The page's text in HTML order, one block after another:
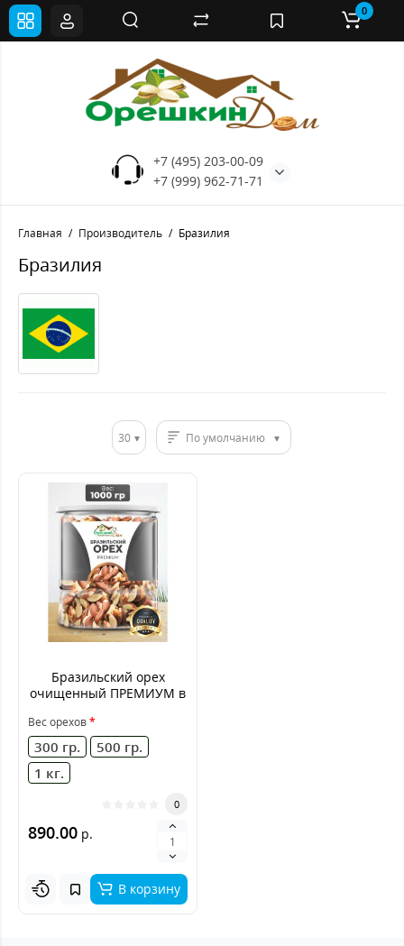
+7 (495) 203-00-09
+7 (999) 962-71-71
0
Главная Производитель Бразилия
Бразилия
30 По умолчанию
Бразильский орех
очищенный ПРЕМИУМ в
Вес орехов
300 гр.
500 гр.
1 кг.
0
890.00 р.
В корзину